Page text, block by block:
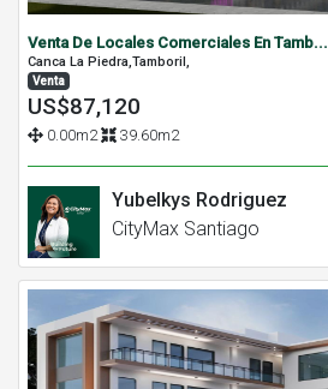
Venta De Locales Comerciales En Tamb...
Canca La Piedra,Tamboril,
Venta
US$87,120
0.00m2 39.60m2
Yubelkys Rodriguez
CityMax Santiago